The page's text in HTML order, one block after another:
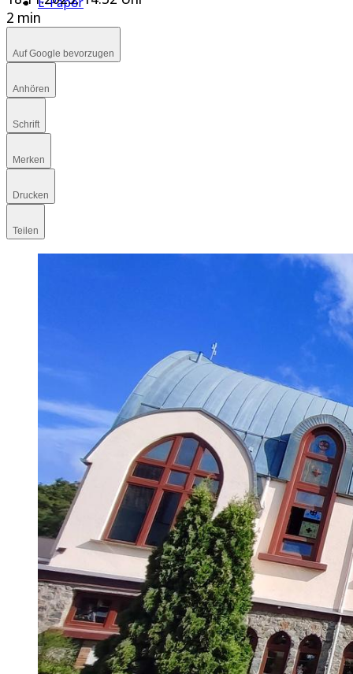
2 min
Auf Google bevorzugen
Anhören
Schrift
Merken
Drucken
Teilen